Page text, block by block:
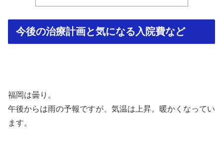
今後の治療計画と気になる入院費など
福岡は曇り。
午後からは雨の予報ですが、気温は上昇。暖かくなってい
ます。